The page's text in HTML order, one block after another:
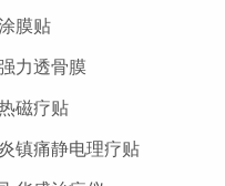
膜贴
力透骨膜
磁疗贴
镇痛静电理疗贴